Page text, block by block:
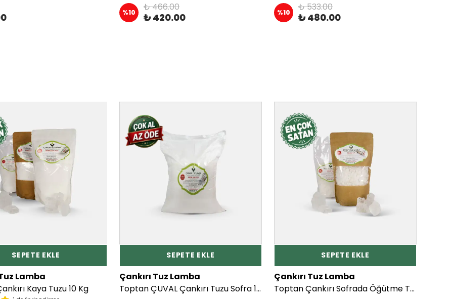
%10 ₺ 466.00
₺ 420.00 %10 ₺ 533.00
₺ 480.00
SEPETE EKLE
Lamba
Kaya Tuzu 10 Kg
SEPETE EKLE
Çankırı Tuz Lamba
Toptan ÇUVAL Çankırı Tuzu Sofra 15 Kg
SEPETE EKLE
Çankırı Tuz Lamba
Toptan Çankırı Sofrada Öğütme Tuzu 10 Kg